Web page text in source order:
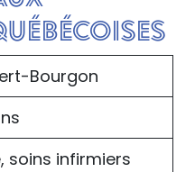
Bourgon
soins infirmiers